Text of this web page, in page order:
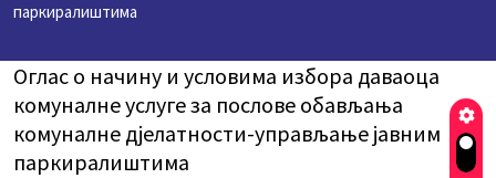
паркиралиштима
Оглас о начину и условима избора даваоца
комуналне услуге за послове обављања
комуналне дјелатности-управљање јавним
паркиралиштима